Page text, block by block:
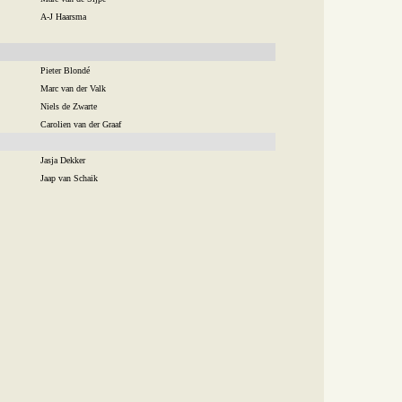
A-J Haarsma
Pieter Blondé
Marc van der Valk
Niels de Zwarte
Carolien van der Graaf
Jasja Dekker
Jaap van Schaik